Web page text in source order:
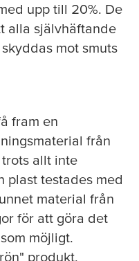
upp till 20%. De
alla självhäftande
mot smuts
fram en
från
trots allt inte
plast testades med
material från
för att göra det
möjligt.
produkt.